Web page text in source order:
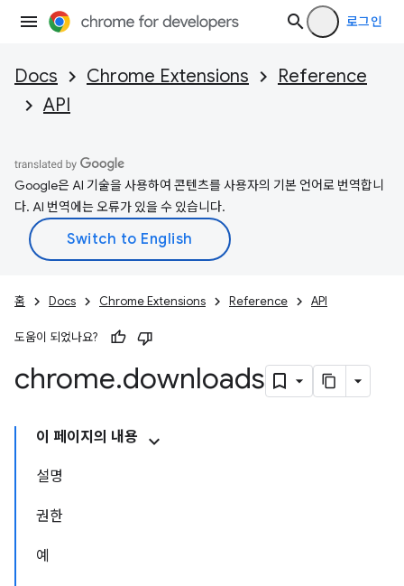
로그인
Docs Chrome Extensions
Reference
API
Google은 AI 기술을 사용하여 콘텐츠를 사용자의 기본 언어로 번역합니
다. AI 번역에는 오류가 있을 수 있습니다.
홈 Docs Chrome Extensions Reference API
도움이 되었나요?
chrome.downloads
이 페이지의 내용
설명
권한
예